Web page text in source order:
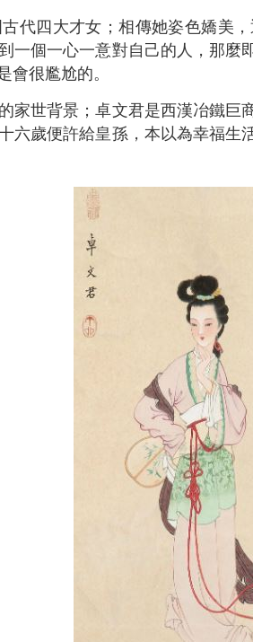
代四大才女；相傳她姿色嬌美
一個一心一意對自己的人，那
會很尷尬的。
家世背景；卓文君是西漢冶鐵
六歲便許給皇孫，本以為幸福